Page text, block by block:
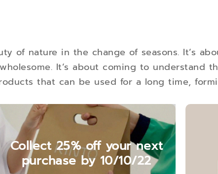
of nature in the change of seasons. It’s
It’s about coming to understand
that can be used for a long time,
Collect 25% off your next
purchase by 10/10/22